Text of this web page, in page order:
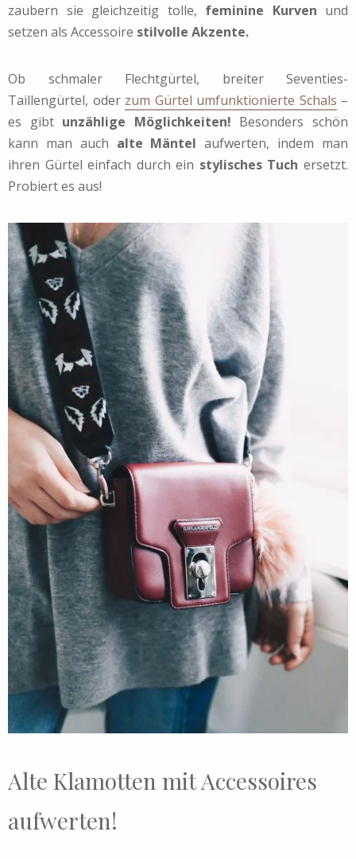
zaubern sie gleichzeitig tolle, feminine Kurven und
setzen als Accessoire stilvolle Akzente.
Ob schmaler Flechtgürtel, breiter Seventies-
Taillengürtel, oder zum Gürtel umfunktionierte Schals –
es gibt unzählige Möglichkeiten! Besonders schön
kann man auch alte Mäntel aufwerten, indem man
ihren Gürtel einfach durch ein stylisches Tuch ersetzt.
Probiert es aus!
Alte Klamotten mit Accessoires
aufwerten!